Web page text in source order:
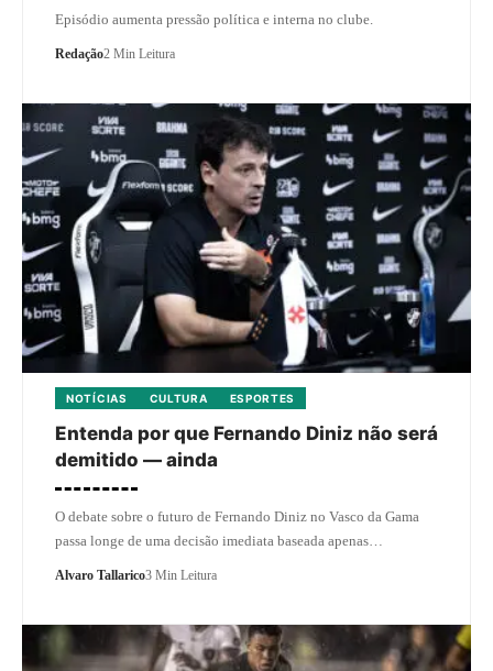
Episódio aumenta pressão política e interna no clube.
Redação2 Min Leitura
NOTÍCIAS CULTURA ESPORTES
Entenda por que Fernando Diniz não será
demitido — ainda
O debate sobre o futuro de Fernando Diniz no Vasco da Gama
passa longe de uma decisão imediata baseada apenas…
Alvaro Tallarico3 Min Leitura